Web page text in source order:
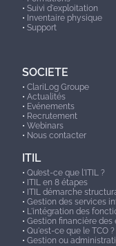
• Suivi d'exploitation
• Inventaire physique
• Support
SOCIETE
• ClariLog Groupe
• Actualités
• Evénements
• Recrutement
• Webinars
• Nous contacter
ITIL
• Qu’est-ce que l'ITIL ?
• ITIL en 8 étapes
• ITIL démarche
• Gestion des services
• L'intégration des
• Gestion financière des
• Qu'est-ce que le TCO ?
• Gestion ou